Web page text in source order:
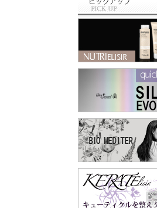
商品✨⁡⁡ トリミング
の先生に⁡ ⁡お教え頂
いた⁡ ⁡シャンプー＆
スリッカー⁡ ⁡シャン
プーは⁡ ⁡@labnat_ja
pan さん😊⁡ ⁡スリッ
カーは⁡ ⁡@beards.ll
c さん😊⁡ ⁡シャンプ
ーは、オーガニッ
クで⁡ ⁡とても優しい
成分なのに⁡ ⁡トリー
トメントなくても⁡ ⁡
さらふわに仕上が
り、しかも⁡ ⁡汚れが
ひどくなかったら⁡ ⁡
一度洗いでも きち
んと落とせる⁡ ⁡優れ
もの✨⁡ ⁡わん子にも